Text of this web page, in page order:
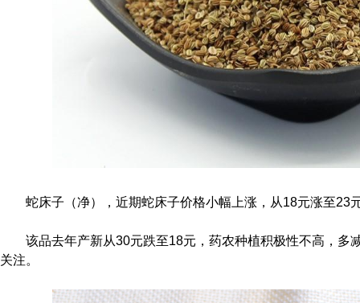
蛇床子（净），近期蛇床子价格小幅上涨，从18元涨至23
该品去年产新从30元跌至18元，药农种植积极性不高，多
关注。